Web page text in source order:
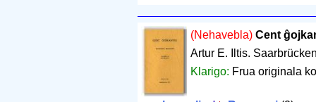
(Nehavebla) Cent
Artur E. Iltis.
Klarigo: Frua originala